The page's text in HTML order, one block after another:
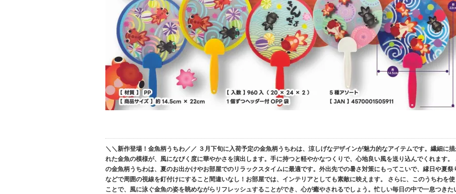
＼＼新作登場！金魚柄うちわ／／ ３月下旬に入荷予定の金魚柄うちわは、涼しげなデザインが魅力的なアイテムです。繊細に
れた金魚の模様が、風になびく度に華やかさを演出します。手に持つと軽やかなつくりで、心地良い風を送り込んでくれます。
の金魚柄うちわは、夏のお出かけやお部屋でのリラックスタイムに最適です。外出先での暑さ対策にもってこいで、縁日や夏祭
などで周囲の視線を釘付けにすること間違いなし！お部屋では、インテリアとしても素敵に映えます。 さらに、このうちわを
ことで、風に泳ぐ金魚の姿を眺めながらリフレッシュすることができ、心が癒やされるでしょう。忙しい毎日の中で一息つきた